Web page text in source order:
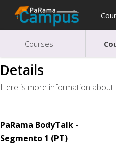
Courses
Details
Here is more information
PaRama BodyTalk -
Segmento 1 (PT)